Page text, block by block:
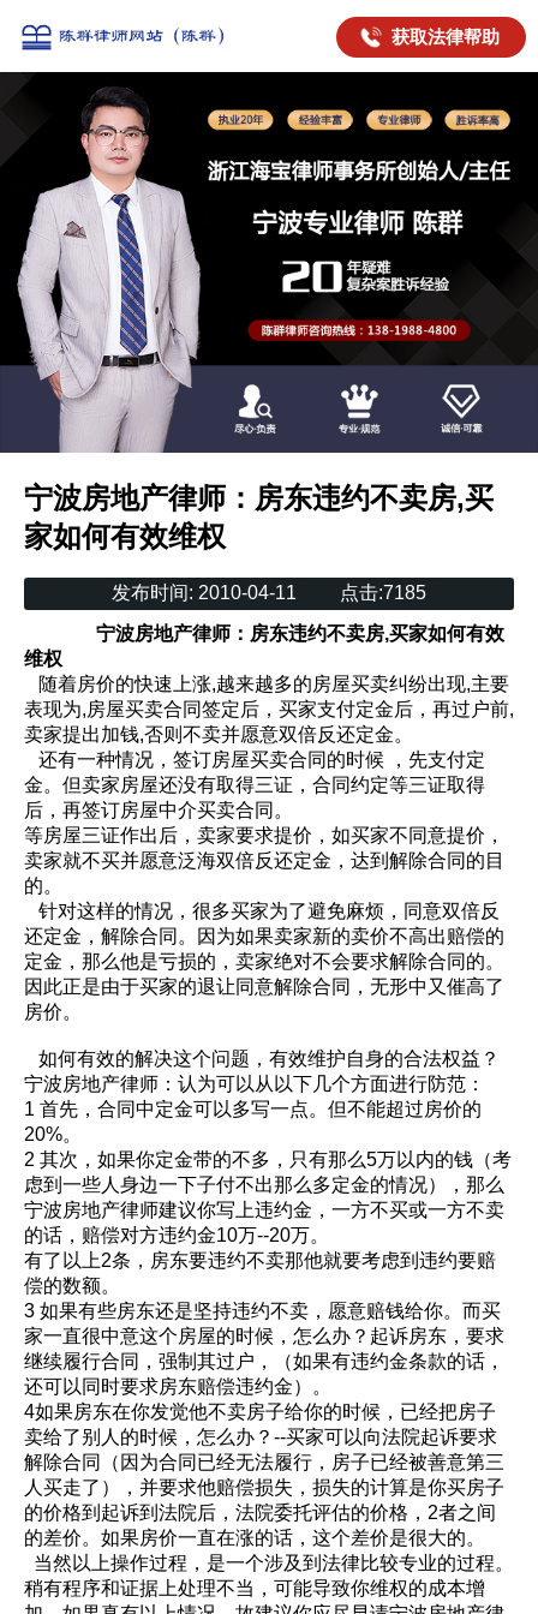
获取法律帮助
宁波房地产律师：房东违约不卖房,买
家如何有效维权
发布时间: 2010-04-11 点击:7185
宁波房地产律师： 房东违约不卖房,买家如何有效
维权
随着房价的快速上涨,越来越多的房屋买卖纠纷出现,主要
表现为,房屋买卖合同签定后，买家支付定金后，再过户前,
卖家提出加钱,否则不卖并愿意双倍反还定金。
还有一种情况，签订房屋买卖合同的时候 ，先支付定
金。但卖家房屋还没有取得三证，合同约定等三证取得
后，再签订房屋中介买卖合同。
等房屋三证作出后，卖家要求提价，如买家不同意提价，
卖家就不买并愿意泛海双倍反还定金，达到解除合同的目
的。
针对这样的情况，很多买家为了避免麻烦，同意双倍反
还定金，解除合同。因为如果卖家新的卖价不高出赔偿的
定金，那么他是亏损的，卖家绝对不会要求解除合同的。
因此正是由于买家的退让同意解除合同，无形中又催高了
房价。
如何有效的解决这个问题，有效维护自身的合法权益？
宁波房地产律师：认为可以从以下几个方面进行防范：
1 首先，合同中定金可以多写一点。但不能超过房价的
20%。
2 其次，如果你定金带的不多，只有那么5万以内的钱（考
虑到一些人身边一下子付不出那么多定金的情况），那么
宁波房地产律师建议你写上违约金，一方不买或一方不卖
的话，赔偿对方违约金10万--20万。
有了以上2条，房东要违约不卖那他就要考虑到违约要赔
偿的数额。
3 如果有些房东还是坚持违约不卖，愿意赔钱给你。而买
家一直很中意这个房屋的时候，怎么办？起诉房东，要求
继续履行合同，强制其过户，（如果有违约金条款的话，
还可以同时要求房东赔偿违约金）。
4如果房东在你发觉他不卖房子给你的时候，已经把房子
卖给了别人的时候，怎么办？--买家可以向法院起诉要求
解除合同（因为合同已经无法履行，房子已经被善意第三
人买走了），并要求他赔偿损失，损失的计算是你买房子
的价格到起诉到法院后，法院委托评估的价格，2者之间
的差价。如果房价一直在涨的话，这个差价是很大的。
当然以上操作过程，是一个涉及到法律比较专业的过程。
稍有程序和证据上处理不当，可能导致你维权的成本增